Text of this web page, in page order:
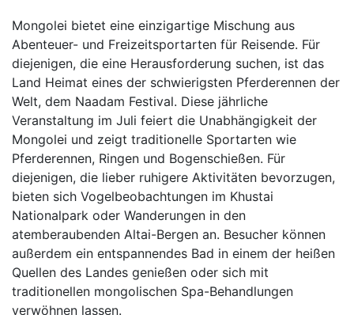
Mongolei bietet eine einzigartige Mischung aus
Abenteuer- und Freizeitsportarten für Reisende. Für
diejenigen, die eine Herausforderung suchen, ist das
Land Heimat eines der schwierigsten Pferderennen der
Welt, dem Naadam Festival. Diese jährliche
Veranstaltung im Juli feiert die Unabhängigkeit der
Mongolei und zeigt traditionelle Sportarten wie
Pferderennen, Ringen und Bogenschießen. Für
diejenigen, die lieber ruhigere Aktivitäten bevorzugen,
bieten sich Vogelbeobachtungen im Khustai
Nationalpark oder Wanderungen in den
atemberaubenden Altai-Bergen an. Besucher können
außerdem ein entspannendes Bad in einem der heißen
Quellen des Landes genießen oder sich mit
traditionellen mongolischen Spa-Behandlungen
verwöhnen lassen.